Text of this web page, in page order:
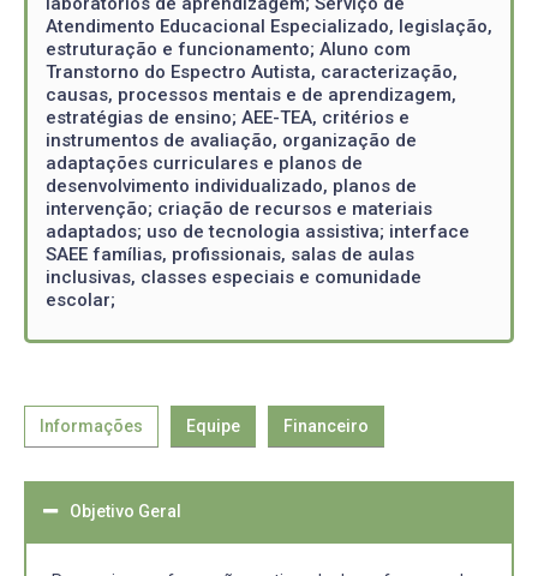
Atendimento Educacional Especializado, legislação,
estruturação e funcionamento; Aluno com
Transtorno do Espectro Autista, caracterização,
causas, processos mentais e de aprendizagem,
estratégias de ensino; AEE-TEA, critérios e
instrumentos de avaliação, organização de
adaptações curriculares e planos de
desenvolvimento individualizado, planos de
intervenção; criação de recursos e materiais
adaptados; uso de tecnologia assistiva; interface
SAEE famílias, profissionais, salas de aulas
inclusivas, classes especiais e comunidade
escolar;
Informações Equipe Financeiro
Objetivo Geral